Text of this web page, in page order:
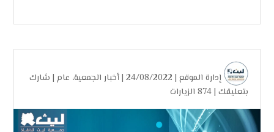
إدارة الموقع | 24/08/2022 | أخبار الجمعية، عام | شارك
بتعليقك |874 الزيارات